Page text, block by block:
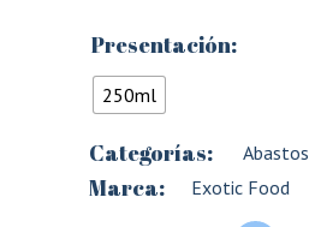
Presentación:
250ml
Categorías: Abastos
Marca: Exotic Food